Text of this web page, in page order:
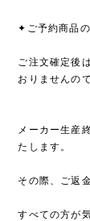
✦ご予約商品
ご注文確定後
おりませんの
メーカー生産
たします。
その際、ご返
すべての方が